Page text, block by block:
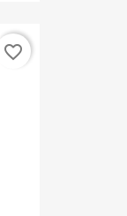
favorite_border